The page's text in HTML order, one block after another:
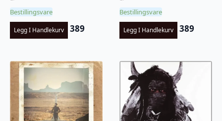
Bestillingsvare
Legg I Handlekurv 389
Bestillingsvare
Legg I Handlekurv 389